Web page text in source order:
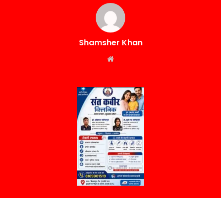
Shamsher Khan